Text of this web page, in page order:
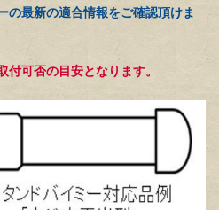
の最新の適合情報をご確認頂けま
可否の目安となります。